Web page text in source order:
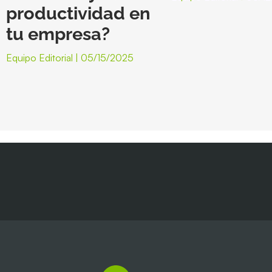
productividad en
tu empresa?
Equipo Editorial 05/15/2025